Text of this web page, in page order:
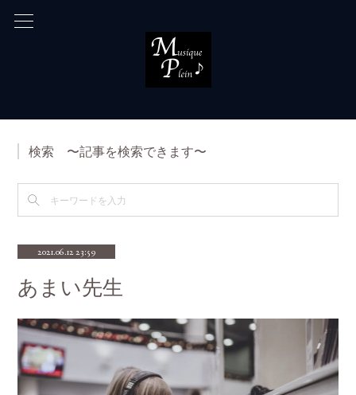
検索 〜記事を検索できます〜
2021.06.12 23:59
あまい先生